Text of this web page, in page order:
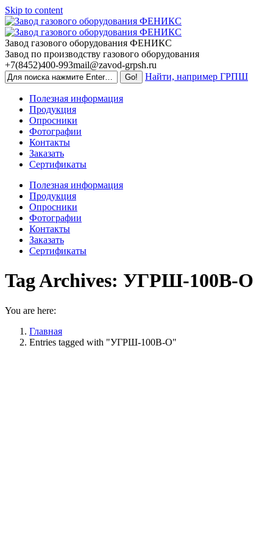
Skip to content
Завод газового оборудования ФЕНИКС
Завод по производству газового оборудования
+7(8452)400-993mail@zavod-grpsh.ru
Найти, например ГРПШ
Полезная информация
Продукция
Опросники
Фотографии
Контакты
Заказать
Сертификаты
Полезная информация
Продукция
Опросники
Фотографии
Контакты
Заказать
Сертификаты
Tag Archives: УГРШ-100В-О
You are here:
Главная
Entries tagged with "УГРШ-100В-О"